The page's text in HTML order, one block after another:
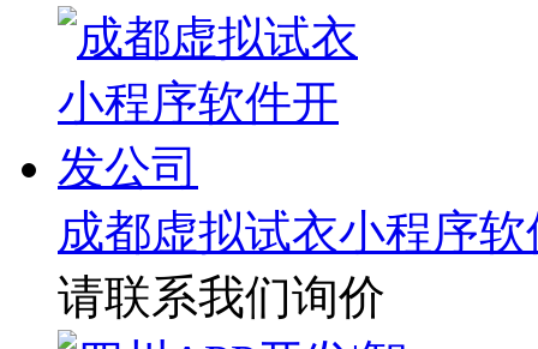
成都虚拟试衣小程序
请联系我们询价